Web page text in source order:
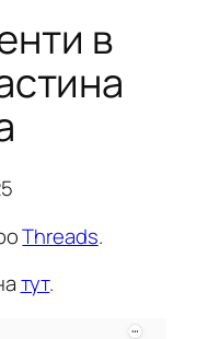
в
Threads.
тут.